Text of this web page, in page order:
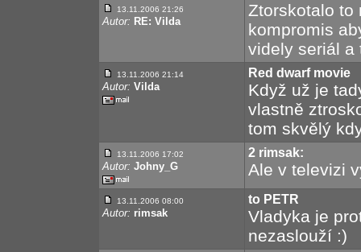
13.11.2006 21:26
Autor: RE: Vilda
Ztorskotalo to
kompromis
videly seriál a
13.11.2006 21:14
Autor: Vilda
Red dwarf movie
Když už je
vlastně
tom skvělý
13.11.2006 17:02
Autor: Johny_G
2 rimsak:
Ale v televizi
13.11.2006 08:00
Autor: rimsak
to PETR
Vladyka je
nezaslouží :)